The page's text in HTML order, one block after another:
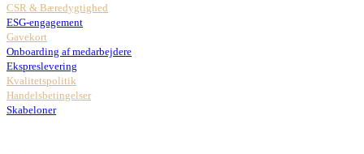
CSR & Bæredygtighed
ESG-engagement
Gavekort
Onboarding af medarbejdere
Ekspreslevering
Kvalitetspolitik
Handelsbetingelser
Skabeloner